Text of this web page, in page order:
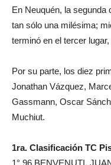
En Neuquén, la
tan sólo una milésima;
terminó en el tercer
Por su parte, los diez
Jonathan Vázquez,
Gassmann, Oscar
Muchiut.
1ra. Clasificación TC
1° 96 BENVENUTI,